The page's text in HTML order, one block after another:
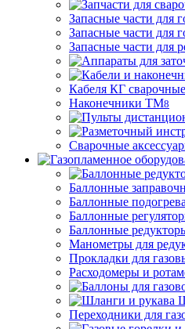
Запасные части для
Запасные части для
Запасные части для
Кабеля КГ сварочные
Наконечники ТМ8
Сварочные
Баллонные
Баллонные
Баллонные
Баллонные
Манометры для
Прокладки для
Расходомеры и
Переходники для